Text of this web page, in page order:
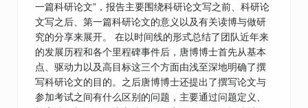
一篇科研论文”，报告主要围绕科研论文写之前、科研论
文写之后、第一篇科研论文的意义以及有关读博与做研
究的分享来展开。 在以时间线的形式总结了团队近年来
的发展历程和各个里程碑事件后，唐博博士首先从基本
点、驱动力以及高目标这三个方面由浅至深地明确了撰
写科研论文的目的。之后唐博博士还提出了撰写论文与
参加考试之间有什么区别的问题，主要通过问题定义、